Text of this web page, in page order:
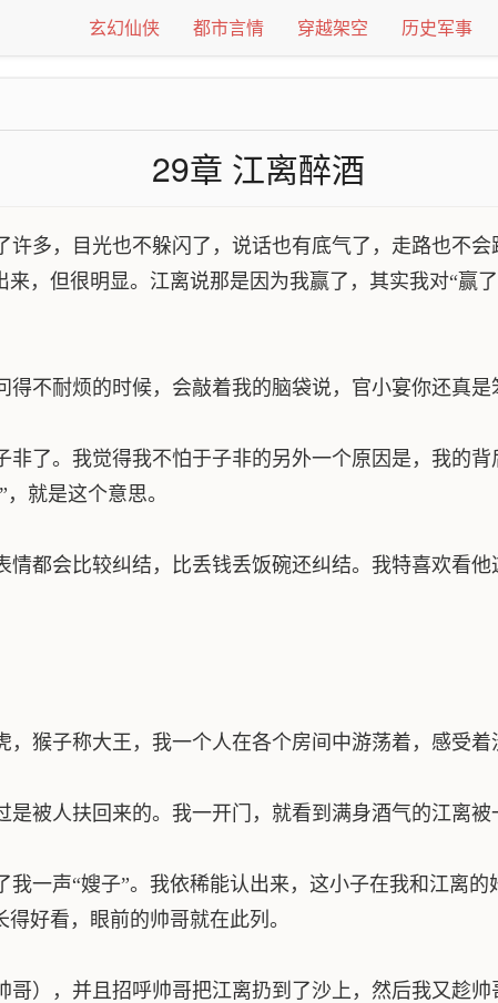
玄幻仙侠 都市言情 穿越架空 历史军事
29章 江离醉酒
多，目光也不躲闪了，说话也有底气了，走路也不
，但很明显。江离说那是因为我赢了，其实我对“赢
不耐烦的时候，会敲着我的脑袋说，官小宴你还真是
了。我觉得我不怕于子非的另外一个原因是，我的
就是这个意思。
都会比较纠结，比丢钱丢饭碗还纠结。我特喜欢看他
猴子称大王，我一个人在各个房间中游荡着，感受着
被人扶回来的。我一开门，就看到满身酒气的江离
一声“嫂子”。我依稀能认出来，这小子在我和江离
好看，眼前的帅哥就在此列。
），并且招呼帅哥把江离扔到了沙上，然后我又趁帅